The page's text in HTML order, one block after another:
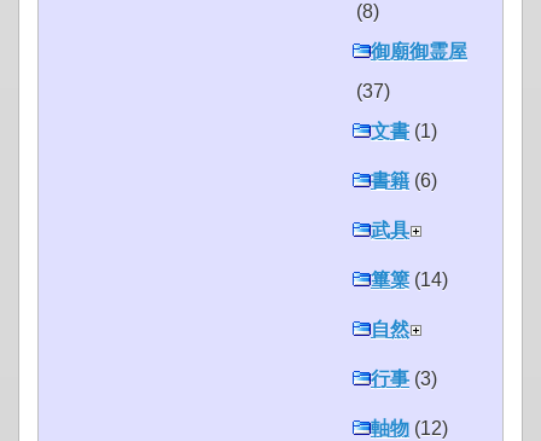
(8)
御廟御霊屋
(37)
文書 (1)
書籍 (6)
武具
篳篥 (14)
自然
行事 (3)
軸物 (12)